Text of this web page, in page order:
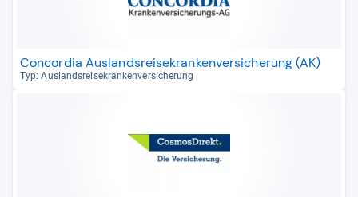
Concordia Auslandsreisekrankenversicherung (AK)
Typ: Aus­lands­rei­se­kran­ken­ver­si­che­rung